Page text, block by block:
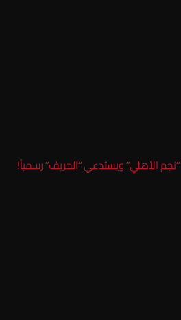
الأهلي” ويستدعي “الحريف” رسمياً!